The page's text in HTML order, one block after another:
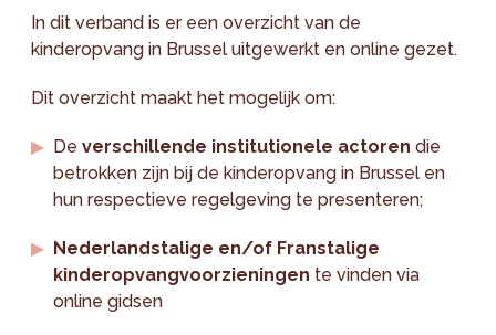
In dit verband is er een overzicht van de
kinderopvang in Brussel uitgewerkt en online gezet.
Dit overzicht maakt het mogelijk om:
Deverschillende institutionele actoren die
betrokken zijn bij de kinderopvang in Brussel en
hun respectieve regelgeving te presenteren;
Nederlandstalige en/of Franstalige
kinderopvangvoorzieningen te vinden via
online gidsen